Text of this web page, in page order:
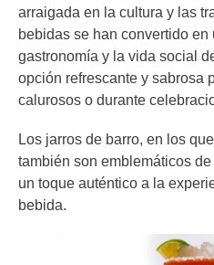
arraigada en la cultura y las
bebidas se han convertido
gastronomía y la vida social
opción refrescante y sabrosa
calurosos o durante
Los jarros de barro, en los
también son emblemáticos
un toque auténtico a la
bebida.